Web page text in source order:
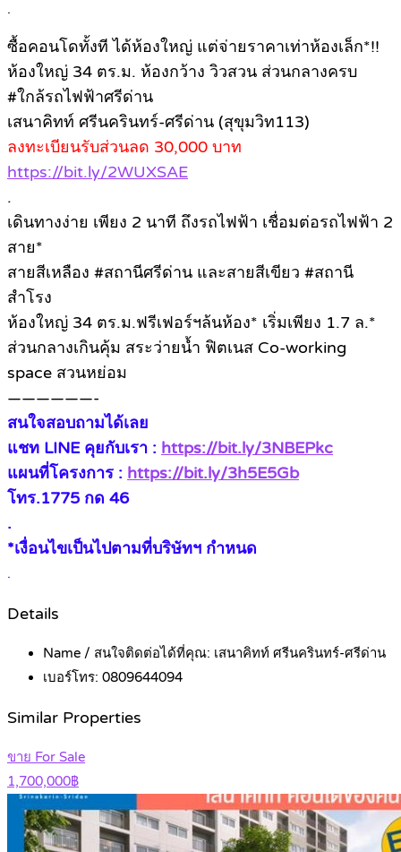
.
ซื้อคอนโดทั้งที ได้ห้องใหญ่ แต่จ่ายราคาเท่าห้องเล็ก*!!
ห้องใหญ่ 34 ตร.ม. ห้องกว้าง วิวสวน ส่วนกลางครบ
#ใกล้รถไฟฟ้าศรีด่าน
เสนาคิทท์ ศรีนครินทร์-ศรีด่าน (สุขุมวิท113)
ลงทะเบียนรับส่วนลด 30,000 บาท
https://bit.ly/2WUXSAE
.
เดินทางง่าย เพียง 2 นาที ถึงรถไฟฟ้า เชื่อมต่อรถไฟฟ้า 2
สาย*
สายสีเหลือง #สถานีศรีด่าน และสายสีเขียว #สถานี
สำโรง
ห้องใหญ่ 34 ตร.ม.ฟรีเฟอร์ฯล้นห้อง* เริ่มเพียง 1.7 ล.*
ส่วนกลางเกินคุ้ม สระว่ายน้ำ ฟิตเนส Co-working
space สวนหย่อม
——————-
สนใจสอบถามได้เลย
แชท LINE คุยกับเรา : https://bit.ly/3NBEPkc
แผนที่โครงการ : https://bit.ly/3h5E5Gb
โทร.1775 กด 46
.
*เงื่อนไขเป็นไปตามที่บริษัทฯ กำหนด
.
Details
Name / สนใจติดต่อได้ที่คุณ: เสนาคิทท์ ศรีนครินทร์-ศรีด่าน
เบอร์โทร: 0809644094
Similar Properties
ขาย For Sale
1,700,000฿